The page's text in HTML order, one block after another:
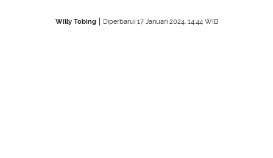
Willy Tobing Diperbarui 17 Januari 2024, 14:44 WIB